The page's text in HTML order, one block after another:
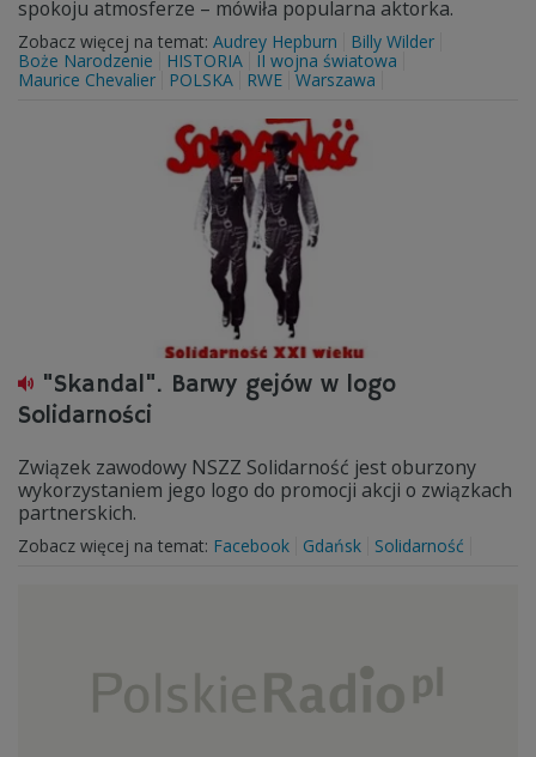
spokoju atmosferze – mówiła popularna aktorka.
Zobacz więcej na temat: Audrey Hepburn
Billy Wilder
Boże Narodzenie
HISTORIA
II wojna światowa
Maurice Chevalier
POLSKA RWE Warszawa
"Skandal". Barwy gejów w logo
Solidarności
Związek zawodowy NSZZ Solidarność jest oburzony
wykorzystaniem jego logo do promocji akcji o związkach
partnerskich.
Zobacz więcej na temat: Facebook Gdańsk Solidarność